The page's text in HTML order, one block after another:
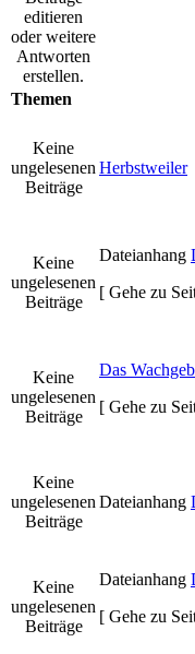
editieren
oder weitere
Antworten
erstellen.
Themen
Keine
ungelesenen
Beiträge
Herbstweiler
Keine
ungelesenen
Beiträge
Dateianhang
[ Gehe zu
Keine
ungelesenen
Beiträge
Das
[ Gehe zu
Keine
ungelesenen
Beiträge
Dateianhang
Keine
ungelesenen
Beiträge
Dateianhang
[ Gehe zu